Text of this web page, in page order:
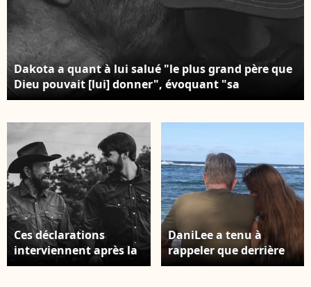
Dakota a quant à lui salué "le plus grand père que
Dieu pouvait [lui] donner", évoquant "sa
générosité, son courage, sa force, sa foi". Compte
Ces déclarations
interviennent après la
mort de la star
DaniLee a tenu à
rappeler que derrière
l'"extérieur de